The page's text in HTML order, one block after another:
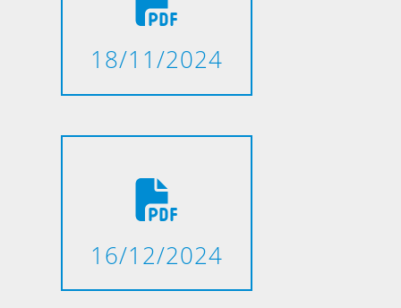
18/11/2024
16/12/2024